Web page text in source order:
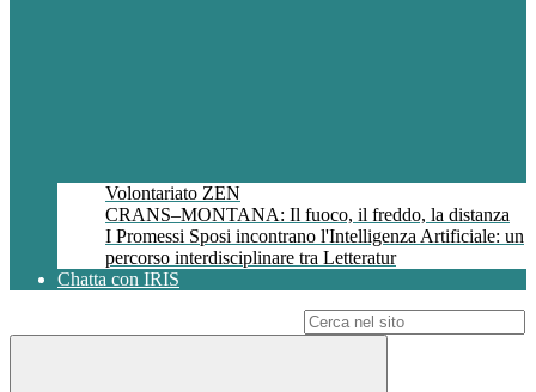
Volontariato ZEN
CRANS–MONTANA: Il fuoco, il freddo, la distanza
I Promessi Sposi incontrano l'Intelligenza Artificiale: un
percorso interdisciplinare tra Letteratur
Chatta con IRIS